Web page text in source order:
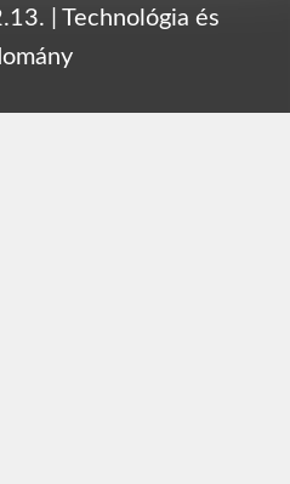
Technológia és